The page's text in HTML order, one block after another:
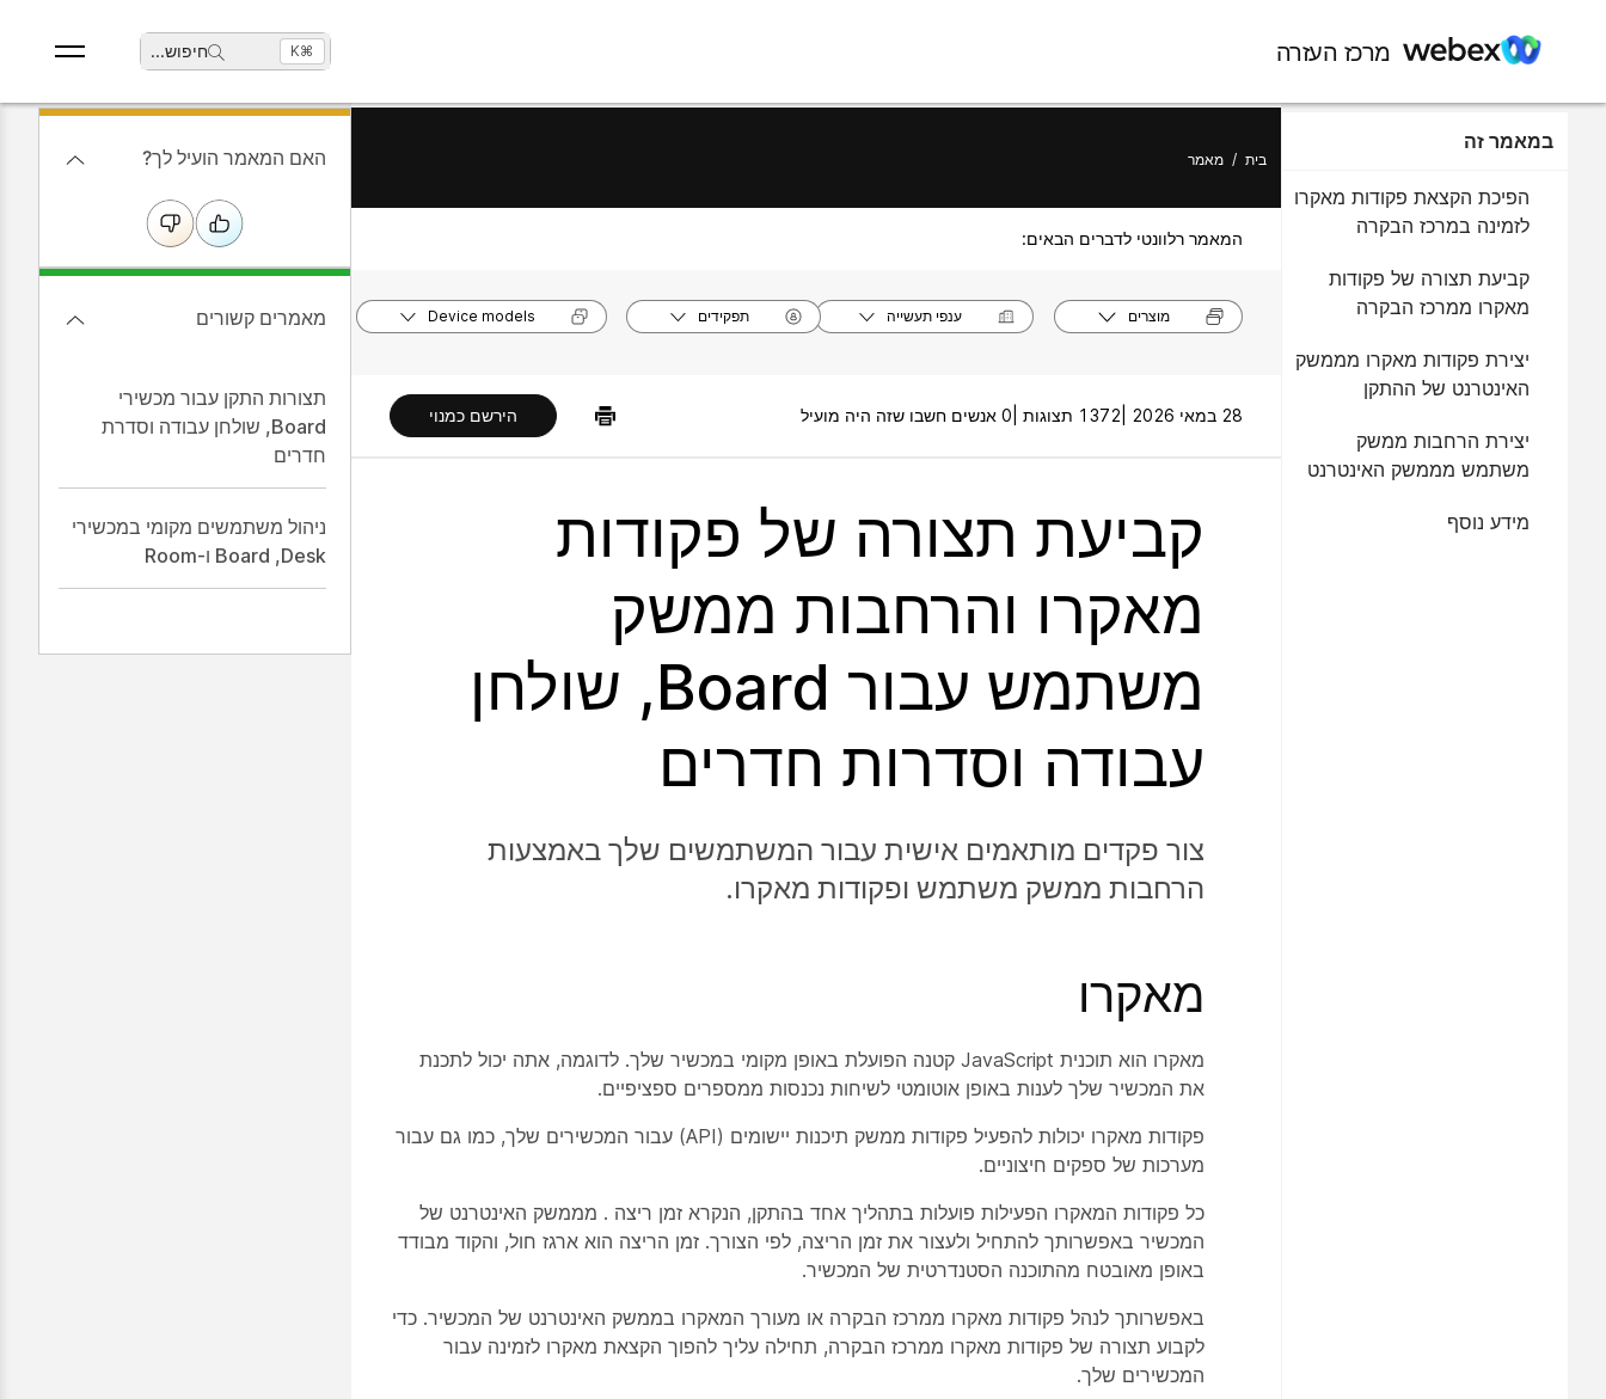
מרכז העזרה חיפוש... ⌘K
במאמר זה
הפיכת הקצאת פקודות מאקרו
לזמינה במרכז הבקרה
קביעת תצורה של פקודות
מאקרו ממרכז הבקרה
יצירת פקודות מאקרו מממשק
האינטרנט של ההתקן
יצירת הרחבות ממשק
משתמש מממשק האינטרנט
מידע נוסף
בית / מאמר
המאמר רלוונטי לדברים הבאים:
מוצרים ענפי תעשייה תפקידים Device models
28 במאי 2026 | 1372 תצוגות | 0 אנשים חשבו שזה היה מועיל הירשם כמנוי
קביעת תצורה של פקודות
מאקרו והרחבות ממשק
משתמש עבור Board, שולחן
עבודה וסדרות חדרים
צור פקדים מותאמים אישית עבור המשתמשים שלך באמצעות
הרחבות ממשק משתמש ופקודות מאקרו.
מאקרו
מאקרו הוא תוכנית JavaScript קטנה הפועלת באופן מקומי במכשיר שלך. לדוגמה, אתה יכול לתכנת
את המכשיר שלך לענות באופן אוטומטי לשיחות נכנסות ממספרים ספציפיים.
פקודות מאקרו יכולות להפעיל פקודות ממשק תיכנות יישומים (API) עבור המכשירים שלך, כמו גם עבור
מערכות של ספקים חיצוניים.
כל פקודות המאקרו הפעילות פועלות בתהליך אחד בהתקן, הנקרא זמן ריצה . מממשק האינטרנט של
המכשיר באפשרותך להתחיל ולעצור את זמן הריצה, לפי הצורך. זמן הריצה הוא ארגז חול, והקוד מבודד
באופן מאובטח מהתוכנה הסטנדרטית של המכשיר.
באפשרותך לנהל פקודות מאקרו ממרכז הבקרה או מעורך המאקרו בממשק האינטרנט של המכשיר. כדי
לקבוע תצורה של פקודות מאקרו ממרכז הבקרה, תחילה עליך להפוך הקצאת מאקרו לזמינה עבור
המכשירים שלך.
האם המאמר הועיל לך?
מאמרים קשורים
תצורות התקן עבור מכשירי
Board, שולחן עבודה וסדרת
חדרים
ניהול משתמשים מקומי במכשירי
Desk‏, Board ו-Room